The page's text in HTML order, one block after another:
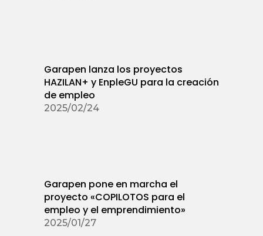
Garapen lanza los proyectos
HAZILAN+ y EnpleGU para la creación
de empleo
2025/02/24
Garapen pone en marcha el
proyecto «COPILOTOS para el
empleo y el emprendimiento»
2025/01/27